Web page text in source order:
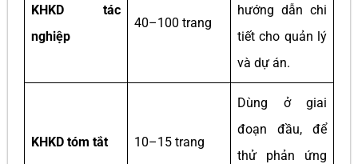
KHKD tác
nghiệp
40–100 trang
hướng dẫn chi
tiết cho quản lý
và dự án.
KHKD tóm tắt 10–15 trang
Dùng ở giai
đoạn đầu, để
thử phản ứng